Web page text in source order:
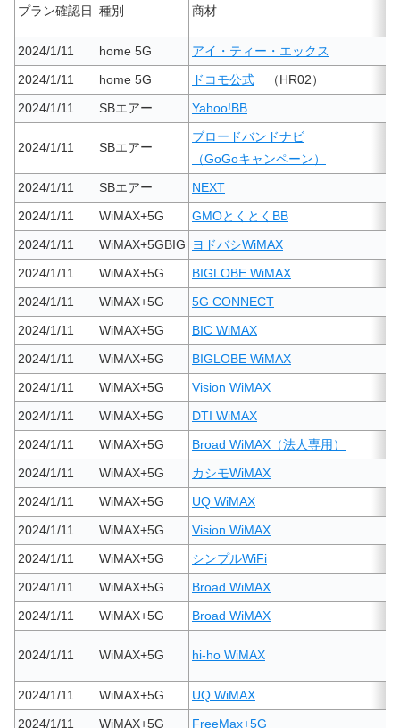
プラン確認日 種別 商材
2024/1/11 home 5G
アイ・ティー・エックス
2024/1/11
home 5G ドコモ公式 （HR02）
2024/1/11
SBエアー Yahoo!BB
2024/1/11 SBエアー
ブロードバンドナビ
（GoGoキャンペーン）
2024/1/11
SBエアー
NEXT
2024/1/11
WiMAX+5G
GMOとくとくBB
2024/1/11
WiMAX+5GBIG
ヨドバシWiMAX
2024/1/11
WiMAX+5G
BIGLOBE WiMAX
2024/1/11
WiMAX+5G
5G CONNECT
2024/1/11
WiMAX+5G
BIC WiMAX
2024/1/11
WiMAX+5G
BIGLOBE WiMAX
2024/1/11
WiMAX+5G
Vision WiMAX
2024/1/11
WiMAX+5G
DTI WiMAX
2024/1/11
WiMAX+5G
Broad WiMAX（法人専用）
2024/1/11
WiMAX+5G
カシモWiMAX
2024/1/11
WiMAX+5G
UQ WiMAX
2024/1/11
WiMAX+5G
Vision WiMAX
2024/1/11
WiMAX+5G
シンプルWiFi
2024/1/11
WiMAX+5G
Broad WiMAX
2024/1/11
WiMAX+5G Broad WiMAX
2024/1/11 WiMAX+5G hi-ho WiMAX
2024/1/11 WiMAX+5G
UQ WiMAX
2024/1/11
WiMAX+5G
FreeMax+5G